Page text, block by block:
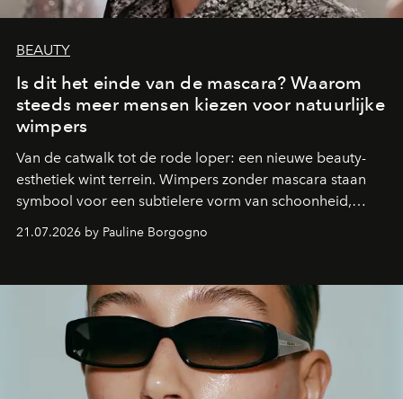
BEAUTY
Is dit het einde van de mascara? Waarom
steeds meer mensen kiezen voor natuurlijke
wimpers
Van de catwalk tot de rode loper: een nieuwe beauty-
esthetiek wint terrein. Wimpers zonder mascara staan
symbool voor een subtielere vorm van schoonheid,
waarin zelfvertrouwen belangrijker is dan een overvloed
aan make-up.
21.07.2026 by Pauline Borgogno